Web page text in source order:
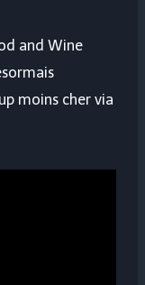
and Wine
moins cher via